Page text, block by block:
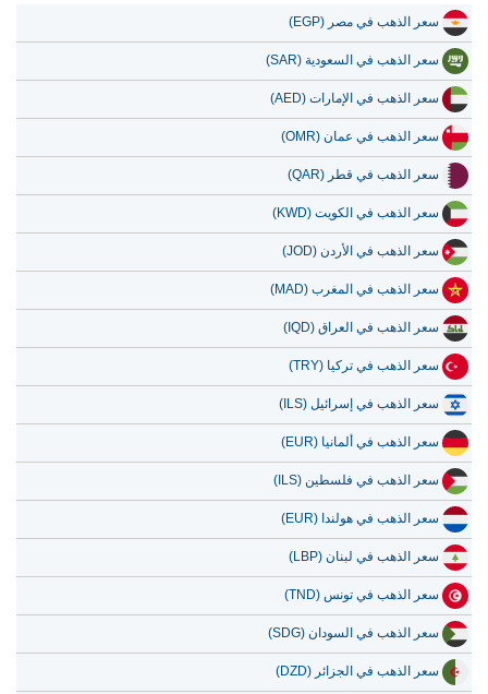
سعر الذهب في السعودية (SAR)
سعر الذهب في الإمارات (AED)
سعر الذهب في عمان (OMR)
سعر الذهب في قطر (QAR)
سعر الذهب في الكويت (KWD)
سعر الذهب في الأردن (JOD)
سعر الذهب في المغرب (MAD)
سعر الذهب في العراق (IQD)
سعر الذهب في تركيا (TRY)
سعر الذهب في إسرائيل (ILS)
سعر الذهب في ألمانيا (EUR)
سعر الذهب في فلسطين (ILS)
سعر الذهب في هولندا (EUR)
سعر الذهب في لبنان (LBP)
سعر الذهب في تونس (TND)
سعر الذهب في السودان (SDG)
سعر الذهب في الجزائر (DZD)
سعر الذهب في بلجيكا (EUR)